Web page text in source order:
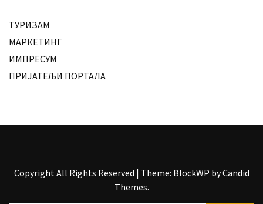
ТУРИЗАМ
МАРКЕТИНГ
ИМПРЕСУМ
ПРИЈАТЕЉИ ПОРТАЛА
Copyright All Rights Reserved | Theme: BlockWP byCandid
Themes.